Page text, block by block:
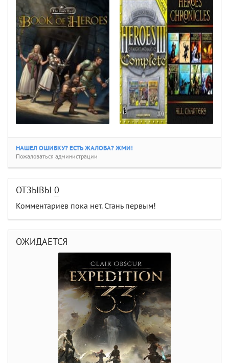
НАШЕЛ ОШИБКУ? ЕСТЬ ЖАЛОБА? ЖМИ!
Пожаловаться администрации
ОТЗЫВЫ 0
Комментариев пока нет. Стань первым!
ОЖИДАЕТСЯ